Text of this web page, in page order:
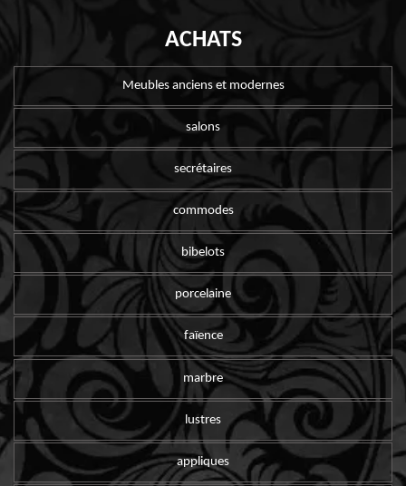
ACHATS
Meubles anciens et modernes
salons
secrétaires
commodes
bibelots
porcelaine
faïence
marbre
lustres
appliques